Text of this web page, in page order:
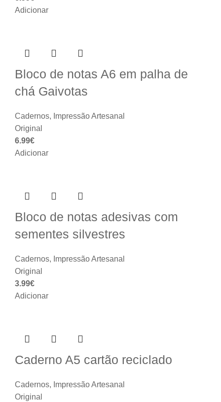
Adicionar
Bloco de notas A6 em palha de
chá Gaivotas
Cadernos, Impressão Artesanal
Original
6.99€
Adicionar
Bloco de notas adesivas com
sementes silvestres
Cadernos, Impressão Artesanal
Original
3.99€
Adicionar
Caderno A5 cartão reciclado
Cadernos, Impressão Artesanal
Original